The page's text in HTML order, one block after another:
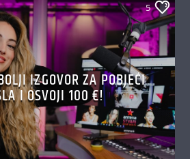
5
IZGOVOR ZA POBJEĆI
I OSVOJI 100 €!